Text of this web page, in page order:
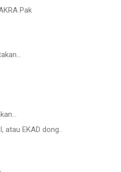
Pak
atau EKAD dong..